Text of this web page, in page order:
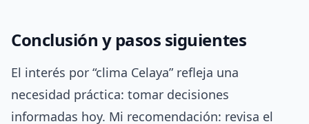
Conclusión y pasos siguientes
El interés por “clima Celaya” refleja una
necesidad práctica: tomar decisiones
informadas hoy. Mi recomendación: revisa el